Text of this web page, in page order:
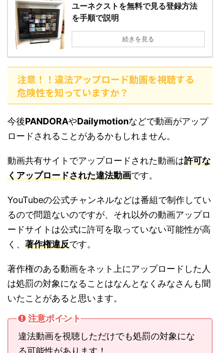
ユーネクストを無料で見る登録方法
を手順で説明
続きを見る
注意！！違法アップロード動画を視聴する
危険性を知っていますか？
今後PANDORAやDailymotionなどで動画がアップ
ロードされることがあるかもしれません。
動画共有サイトでアップロードされた動画は許可な
くアップロードされた違法動画です。
YouTubeの公式チャンネルなどは番組で制作してい
るので問題ないのですが、それ以外の動画アップロ
ードサイトは公式に許可を取っていない可能性が高
く、 著作権違反です。
著作権のある動画をネット上にアップロードした人
は処罰の対象になることはなんとなくみなさんも聞
いたことがあると思います。
注意ポイント
違法動画を視聴しただけでも処罰の対象にな
る可能性があります！